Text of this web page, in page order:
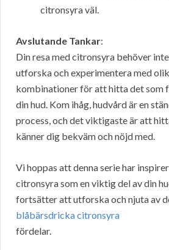
citronsyra väl.
Avslutande Tankar:
Din resa med citronsyra behöver
utforska och experimentera med
kombinationer för att hitta det som
din hud. Kom ihåg, hudvård är en
process, och det viktigaste är att
känner dig bekväm och nöjd med.
Vi hoppas att denna serie har
citronsyra som en viktig del av din
fortsätter att utforska och njuta av
blåbärsdricka citronsyra
fördelar.